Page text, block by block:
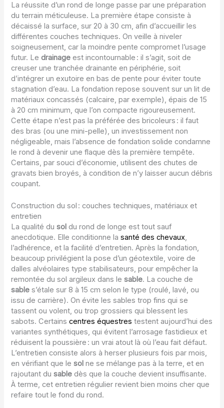
La réussite d’un rond de longe passe par une préparation
du terrain méticuleuse. La première étape consiste à
décaissé la surface, sur 20 à 30 cm, afin d’accueillir les
différentes couches techniques. On veille à niveler
soigneusement, car la moindre pente compromet l’usage
futur. Ledrainage est incontournable : il s’agit, soit de
creuser une tranchée drainante en périphérie, soit
d’intégrer un exutoire en bas de pente pour éviter toute
stagnation d’eau. La fondation repose souvent sur un lit de
matériaux concassés (calcaire, par exemple), épais de 15
à 20 cm minimum, que l’on compacte rigoureusement.
Cette étape n’est pas la préférée des bricoleurs : il faut
des bras (ou une mini-pelle), un investissement non
négligeable, mais l’absence de fondation solide condamne
le rond à devenir une flaque dès la première tempête.
Certains, par souci d’économie, utilisent des chutes de
gravats bien broyés, à condition de n’y laisser aucun débris
coupant.
Construction du sol : couches techniques, matériaux et
entretien
La qualité dusol du rond de longe est tout sauf
anecdotique. Elle conditionne lasanté des chevaux,
l’adhérence, et la facilité d’entretien. Après la fondation,
beaucoup privilégient la pose d’un géotextile, voire de
dalles alvéolaires type stabilisateurs, pour empêcher la
remontée du sol argileux dans lesable. La couche de
sable s’étale sur 8 à 15 cm selon le type (roulé, lavé, ou
issu de carrière). On évite les sables trop fins qui se
tassent ou volent, ou trop grossiers qui blessent les
sabots. Certainscentres équestres testent aujourd’hui des
variantes synthétiques, qui évitent l’arrosage fastidieux et
réduisent la poussière : un vrai atout là où l’eau fait défaut.
L’entretien consiste alors à herser plusieurs fois par mois,
en vérifiant que lesol ne se mélange pas à la terre, et en
rajoutant dusable dès que la couche devient insuffisante.
À terme, cet entretien régulier revient bien moins cher que
refaire tout le fond du rond.